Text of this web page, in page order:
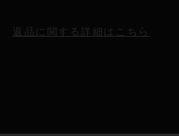
返品に関する詳細はこちら